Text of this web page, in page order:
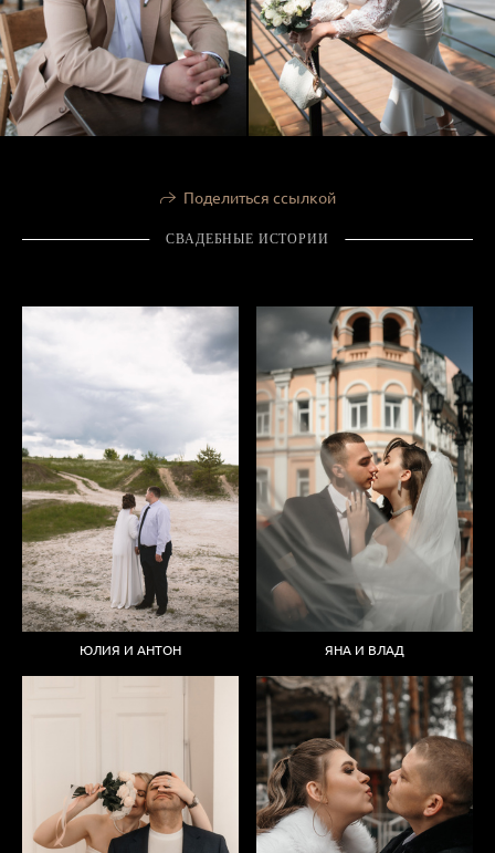
Поделиться ссылкой
СВАДЕБНЫЕ ИСТОРИИ
ЮЛИЯ И АНТОН ЯНА И ВЛАД